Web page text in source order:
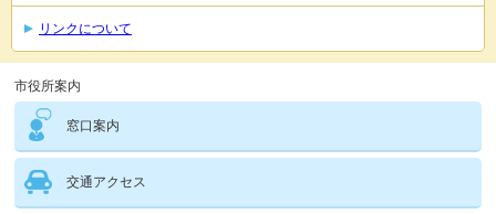
リンクについて
市役所案内
窓口案内
交通アクセス